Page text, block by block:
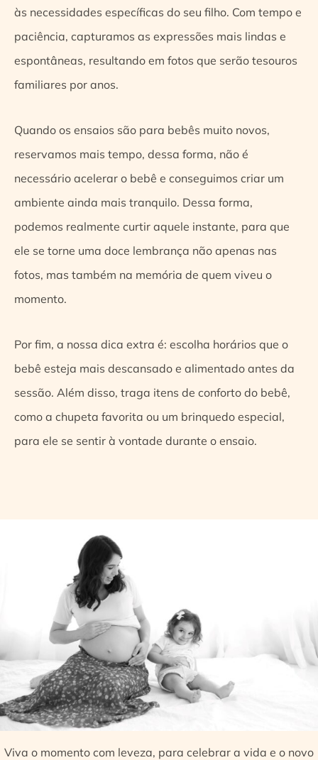
às necessidades específicas do seu filho. Com tempo e
paciência, capturamos as expressões mais lindas e
espontâneas, resultando em fotos que serão tesouros
familiares por anos.
Quando os ensaios são para bebês muito novos,
reservamos mais tempo, dessa forma, não é
necessário acelerar o bebê e conseguimos criar um
ambiente ainda mais tranquilo. Dessa forma,
podemos realmente curtir aquele instante, para que
ele se torne uma doce lembrança não apenas nas
fotos, mas também na memória de quem viveu o
momento.
Por fim, a nossa dica extra é: escolha horários que o
bebê esteja mais descansado e alimentado antes da
sessão. Além disso, traga itens de conforto do bebê,
como a chupeta favorita ou um brinquedo especial,
para ele se sentir à vontade durante o ensaio.
Viva o momento com leveza, para celebrar a vida e o novo